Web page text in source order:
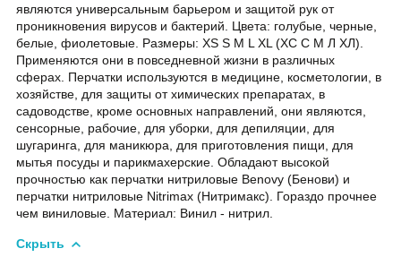
являются универсальным барьером и защитой рук от
проникновения вирусов и бактерий. Цвета: голубые, черные,
белые, фиолетовые. Размеры: XS S M L XL (ХС С М Л ХЛ).
Применяются они в повседневной жизни в различных
сферах. Перчатки используются в медицине, косметологии, в
хозяйстве, для защиты от химических препаратах, в
садоводстве, кроме основных направлений, они являются,
сенсорные, рабочие, для уборки, для депиляции, для
шугаринга, для маникюра, для приготовления пищи, для
мытья посуды и парикмахерские. Обладают высокой
прочностью как перчатки нитриловые Benovy (Бенови) и
перчатки нитриловые Nitrimax (Нитримакс). Гораздо прочнее
чем виниловые. Материал: Винил - нитрил.
Скрыть